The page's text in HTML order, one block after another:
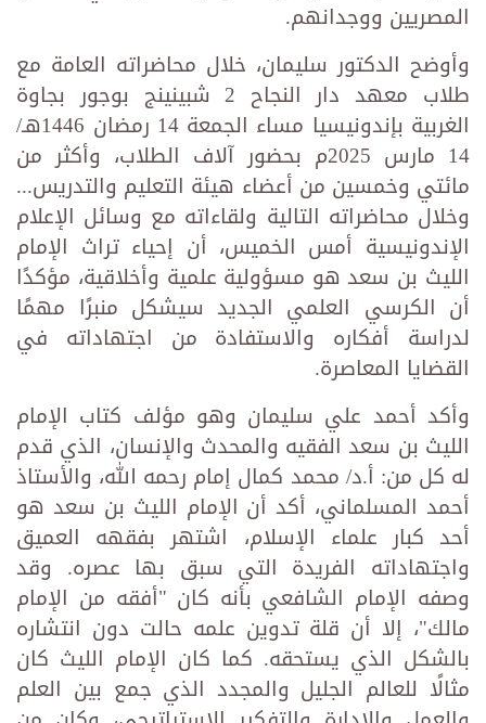
المصريين ووجدانهم.
وأوضح الدكتور سليمان، خلال محاضراته العامة مع
طلاب معهد دار النجاح 2 شبينينج بوجور بجاوة
الغربية بإندونيسيا مساء الجمعة 14 رمضان 1446هـ/
14 مارس 2025م بحضور آلاف الطلاب، وأكثر من
مائتي وخمسين من أعضاء هيئة التعليم والتدريس...
وخلال محاضراته التالية ولقاءاته مع وسائل الإعلام
الإندونيسية أمس الخميس، أن إحياء تراث الإمام
الليث بن سعد هو مسؤولية علمية وأخلاقية، مؤكدًا
أن الكرسي العلمي الجديد سيشكل منبرًا مهمًا
لدراسة أفكاره والاستفادة من اجتهاداته في
القضايا المعاصرة.
وأكد أحمد علي سليمان وهو مؤلف كتاب الإمام
الليث بن سعد الفقيه والمحدث والإنسان، الذي قدم
له كل من: أ.د/ محمد كمال إمام رحمه الله، والأستاذ
أحمد المسلماني، أكد أن الإمام الليث بن سعد هو
أحد كبار علماء الإسلام، اشتهر بفقهه العميق
واجتهاداته الفريدة التي سبق بها عصره. وقد
وصفه الإمام الشافعي بأنه كان "أفقه من الإمام
مالك"، إلا أن قلة تدوين علمه حالت دون انتشاره
بالشكل الذي يستحقه. كما كان الإمام الليث كان
مثالًا للعالم الجليل والمجدد الذي جمع بين العلم